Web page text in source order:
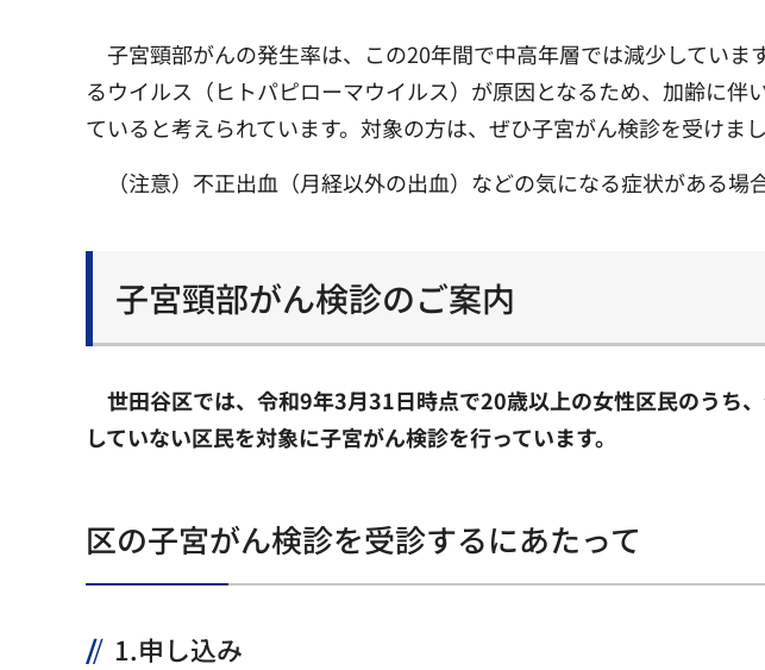
子宮頸部がんの発生率は、この20年間で中高年層では減少してい
るウイルス（ヒトパピローマウイルス）が原因となるため、加齢に
ていると考えられています。対象の方は、ぜひ子宮がん検診を受けまし
（注意）不正出血（月経以外の出血）などの気になる症状がある
子宮頸部がん検診のご案内
世田谷区では、令和9年3月31日時点で20歳以上の女性区民のうち
していない区民を対象に子宮がん検診を行っています。
区の子宮がん検診を受診するにあたって
1.申し込み